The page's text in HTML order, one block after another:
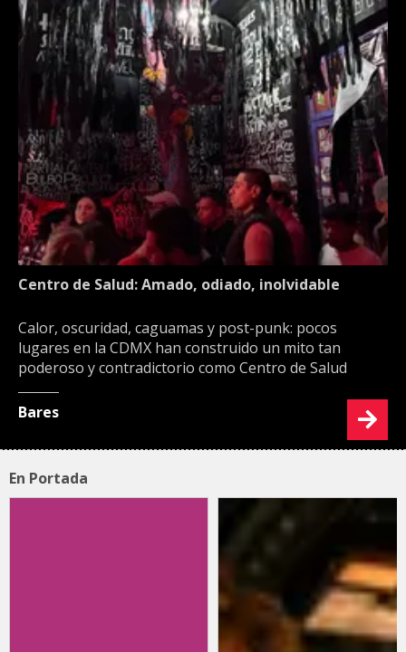
Centro de Salud: Amado, odiado, inolvidable
Calor, oscuridad, caguamas y post-punk: pocos
lugares en la CDMX han construido un mito tan
poderoso y contradictorio como Centro de Salud
Bares
En Portada